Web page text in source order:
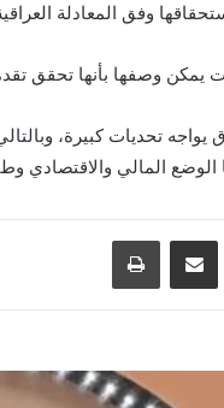
وفق المعادلة
يمكن وصفها بأنها تحقق
يواجه تحديات كبيرة،
المالي والاقتصادي
مشاركة عبر البريد طباعة